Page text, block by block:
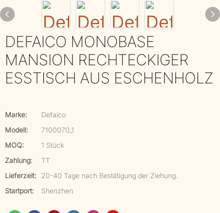
DEFAICO MONOBASE
MANSION RECHTECKIGER
ESSTISCH AUS ESCHENHOLZ
Marke:
Defaico
Modell:
7100070_1
MOQ:
1 Stück
Zahlung:
TT
Lieferzeit:
20-40 Tage nach Bestätigung der Ziehung.
Startport:
Shenzhen